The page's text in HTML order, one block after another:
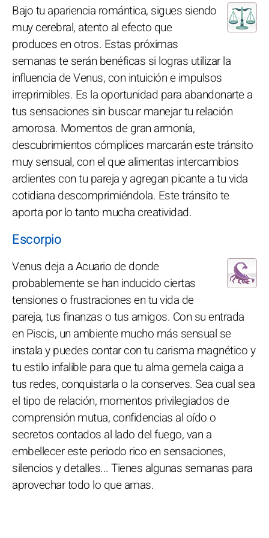
Bajo tu apariencia romántica, sigues siendo
muy cerebral, atento al efecto que
produces en otros. Estas próximas
semanas te serán benéficas si logras utilizar la
influencia de Venus, con intuición e impulsos
irreprimibles. Es la oportunidad para abandonarte a
tus sensaciones sin buscar manejar tu relación
amorosa. Momentos de gran armonía,
descubrimientos cómplices marcarán este tránsito
muy sensual, con el que alimentas intercambios
ardientes con tu pareja y agregan picante a tu vida
cotidiana descomprimiéndola. Este tránsito te
aporta por lo tanto mucha creatividad.
Escorpio
Venus deja a Acuario de donde
probablemente se han inducido ciertas
tensiones o frustraciones en tu vida de
pareja, tus finanzas o tus amigos. Con su entrada
en Piscis, un ambiente mucho más sensual se
instala y puedes contar con tu carisma magnético y
tu estilo infalible para que tu alma gemela caiga a
tus redes, conquistarla o la conserves. Sea cual sea
el tipo de relación, momentos privilegiados de
comprensión mutua, confidencias al oído o
secretos contados al lado del fuego, van a
embellecer este periodo rico en sensaciones,
silencios y detalles... Tienes algunas semanas para
aprovechar todo lo que amas.